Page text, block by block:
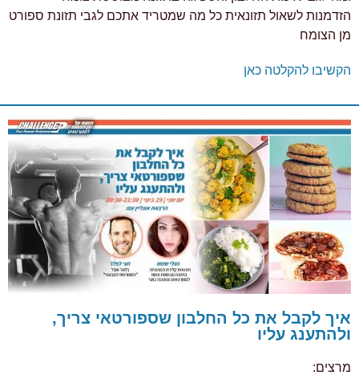
הזדמנות לשאול תזונאית כל מה שמטריד אתכם לגבי תזונת ספורט
מן הצומח
הקשיבו להקלטה כאן
איך לקבל את כל החלבון שספורטאי צריך,
ולהתענג עליו
מרצים: